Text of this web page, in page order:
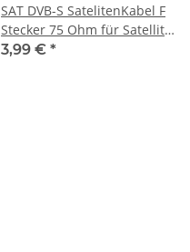
SAT DVB-S SatelitenKabel F
Stecker 75 Ohm für Satellit
LNB Anschlusskabel
3,99 € *